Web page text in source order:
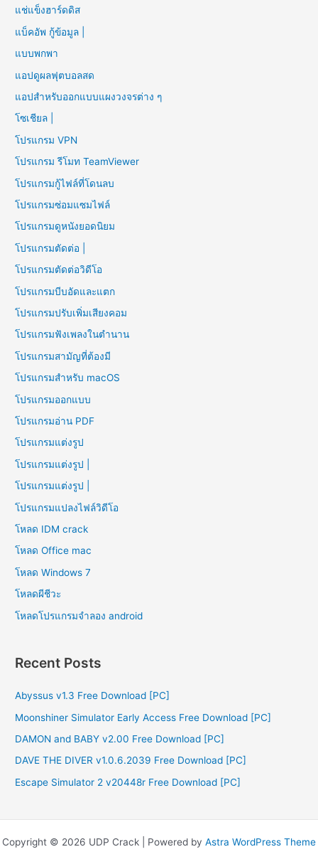
แช่แข็งฮาร์ดดิส
แบ็คอัพ กู้ข้อมูล |
แบบพกพา
แอปดูผลฟุตบอลสด
แอปสำหรับออกแบบแผงวงจรต่าง ๆ
โซเชียล |
โปรแกรม VPN
โปรแกรม รีโมท TeamViewer
โปรแกรมกู้ไฟล์ที่โดนลบ
โปรแกรมซ่อมแซมไฟล์
โปรแกรมดูหนังยอดนิยม
โปรแกรมตัดต่อ |
โปรแกรมตัดต่อวิดีโอ
โปรแกรมบีบอัดและแตก
โปรแกรมปรับเพิ่มเสียงคอม
โปรแกรมฟังเพลงในตำนาน
โปรแกรมสามัญที่ต้องมี
โปรแกรมสำหรับ macOS
โปรแกรมออกแบบ
โปรแกรมอ่าน PDF
โปรแกรมแต่งรูป
โปรแกรมแต่งรูป |
โปรแกรมแต่งรูป |
โปรแกรมแปลงไฟล์วิดีโอ
โหลด IDM crack
โหลด Office mac
โหลด Windows 7
โหลดผีชีวะ
โหลดโปรแกรมจําลอง android
Recent Posts
Abyssus v1.3 Free Download [PC]
Moonshiner Simulator Early Access Free Download [PC]
DAMON and BABY v2.00 Free Download [PC]
DAVE THE DIVER v1.0.6.2039 Free Download [PC]
Escape Simulator 2 v20448r Free Download [PC]
Copyright © 2026 UDP Crack | Powered by Astra WordPress Theme